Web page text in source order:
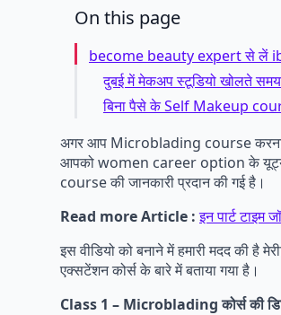
On this page
become beauty expert से लें
दुबई में मेकअप स्टूडियो खोलते समय
बिना पैसे के Self Makeup
अगर आप Microblading course करना
आपको women career option के
course की जानकारी प्रदान की गई है।
Read more Article : इन पार्ट टाइम
इस वीडियो को बनाने में हमारी मदद की है
एक्सटेंशन कोर्स के बारे में बताया गया है।
Class 1 – Microblading कोर्स की